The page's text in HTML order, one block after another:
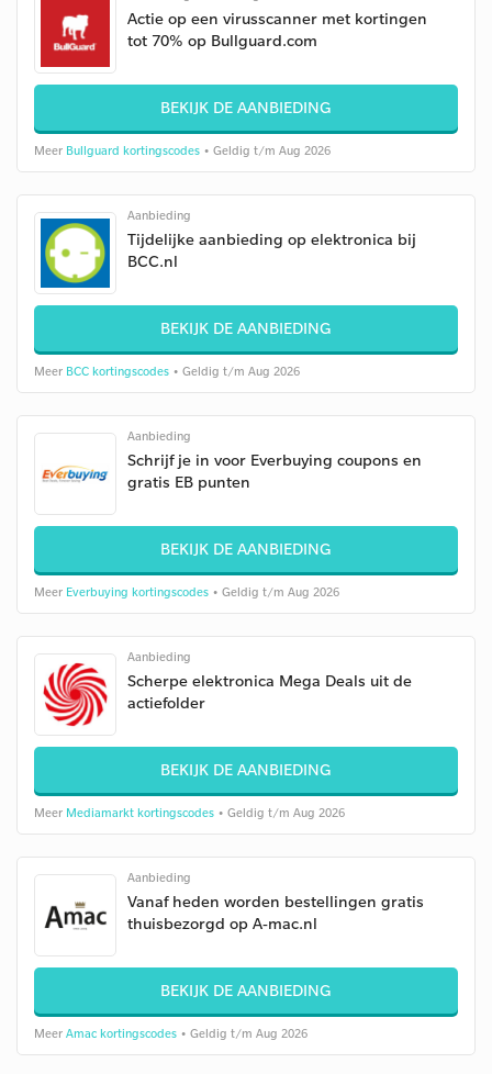
Actie op een virusscanner met kortingen
tot 70% op Bullguard.com
BEKIJK DE AANBIEDING
Meer Bullguard kortingscodes • Geldig t/m Aug 2026
Aanbieding
Tijdelijke aanbieding op elektronica bij
BCC.nl
BEKIJK DE AANBIEDING
Meer BCC kortingscodes • Geldig t/m Aug 2026
Aanbieding
Schrijf je in voor Everbuying coupons en
gratis EB punten
BEKIJK DE AANBIEDING
Meer Everbuying kortingscodes • Geldig t/m Aug 2026
Aanbieding
Scherpe elektronica Mega Deals uit de
actiefolder
BEKIJK DE AANBIEDING
Meer Mediamarkt kortingscodes • Geldig t/m Aug 2026
Aanbieding
Vanaf heden worden bestellingen gratis
thuisbezorgd op A-mac.nl
BEKIJK DE AANBIEDING
Meer Amac kortingscodes • Geldig t/m Aug 2026